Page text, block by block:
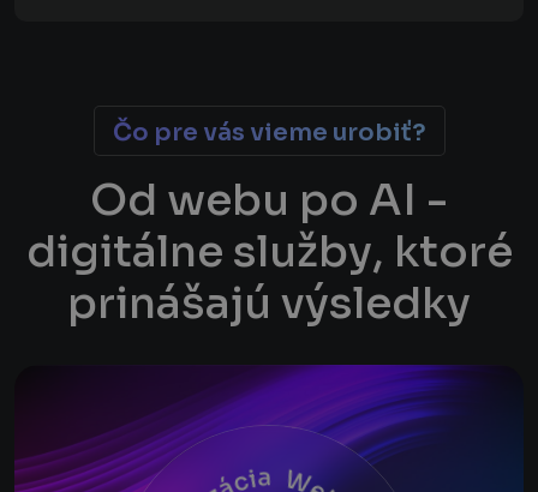
Čo pre vás vieme urobiť?
Od webu po AI -
digitálne služby, ktoré
prinášajú výsledky